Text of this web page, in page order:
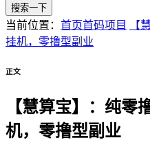
搜索一下
当前位置： 首页首码项目
【
挂机，零撸型副业
正文
【慧算宝】：纯零
机，零撸型副业